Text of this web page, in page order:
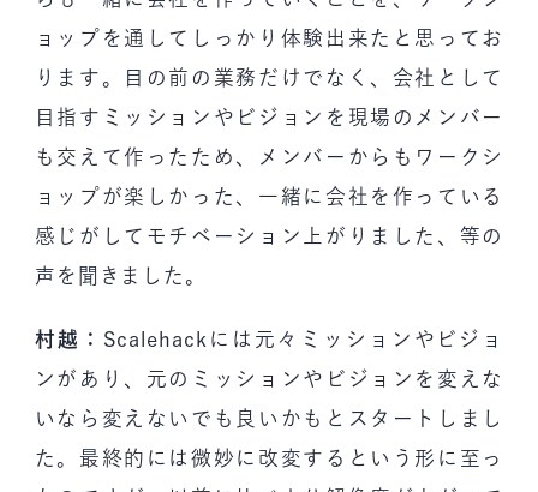
ョップを通してしっかり体験出来たと思ってお
ります。目の前の業務だけでなく、会社として
目指すミッションやビジョンを現場のメンバー
も交えて作ったため、メンバーからもワークシ
ョップが楽しかった、一緒に会社を作っている
感じがしてモチベーション上がりました、等の
声を聞きました。
村越： Scalehackには元々ミッションやビジョ
ンがあり、元のミッションやビジョンを変えな
いなら変えないでも良いかもとスタートしまし
た。最終的には微妙に改変するという形に至っ